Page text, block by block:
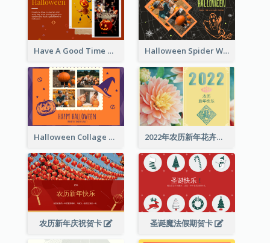
Have A Good Time This Halloween Greeting Card Halloween Spider Web Greeting Card
Halloween Collage Greeting Card 2022年农历新年花卉照片贺卡
农历新年庆祝贺卡 圣诞魔法假期贺卡